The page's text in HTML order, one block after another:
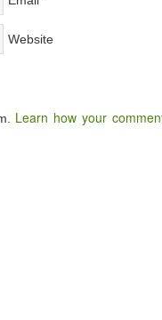
Website
Learn how your